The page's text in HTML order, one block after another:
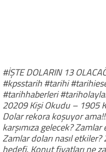
#İŞTE DOLARIN 13
#kpsstarih #tarihi
#tarihhaberleri
20209 Kişi Okudu – 1905
Dolar rekora koşuyor
karşımıza gelecek?
Zamlar doları nasıl
hedefi. Konut fiyatları ne